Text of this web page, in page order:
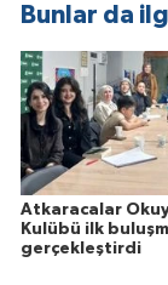
Bunlar da
Atkaracalar
Kulübü ilk
gerçekleştirdi